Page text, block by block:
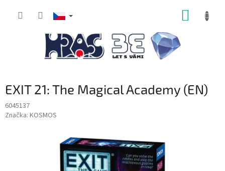
EXIT 21: The Magical Academy (EN)
6045137
Značka: KOSMOS